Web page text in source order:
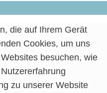
die auf Ihrem Gerät
Cookies, um uns
besuchen, wie
zu unserer Website